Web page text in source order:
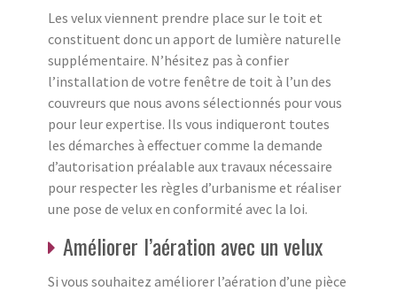
Les velux viennent prendre place sur le toit et
constituent donc un apport de lumière naturelle
supplémentaire. N’hésitez pas à confier
l’installation de votre fenêtre de toit à l’un des
couvreurs que nous avons sélectionnés pour vous
pour leur expertise. Ils vous indiqueront toutes
les démarches à effectuer comme la demande
d’autorisation préalable aux travaux nécessaire
pour respecter les règles d’urbanisme et réaliser
une pose de velux en conformité avec la loi.
Améliorer l’aération avec un velux
Si vous souhaitez améliorer l’aération d’une pièce